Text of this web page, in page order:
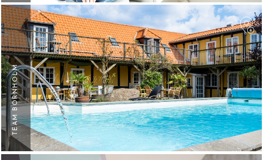
TEAM BORNHOLM
F